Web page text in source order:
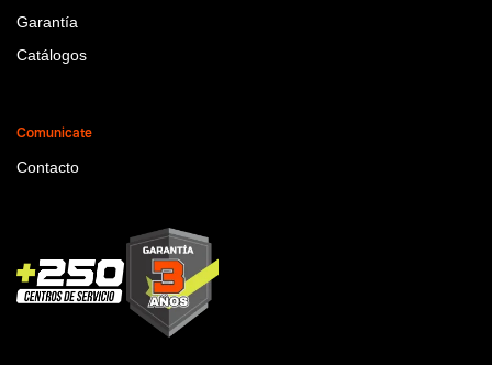
Garantía
Catálogos
Comunicate
Contacto